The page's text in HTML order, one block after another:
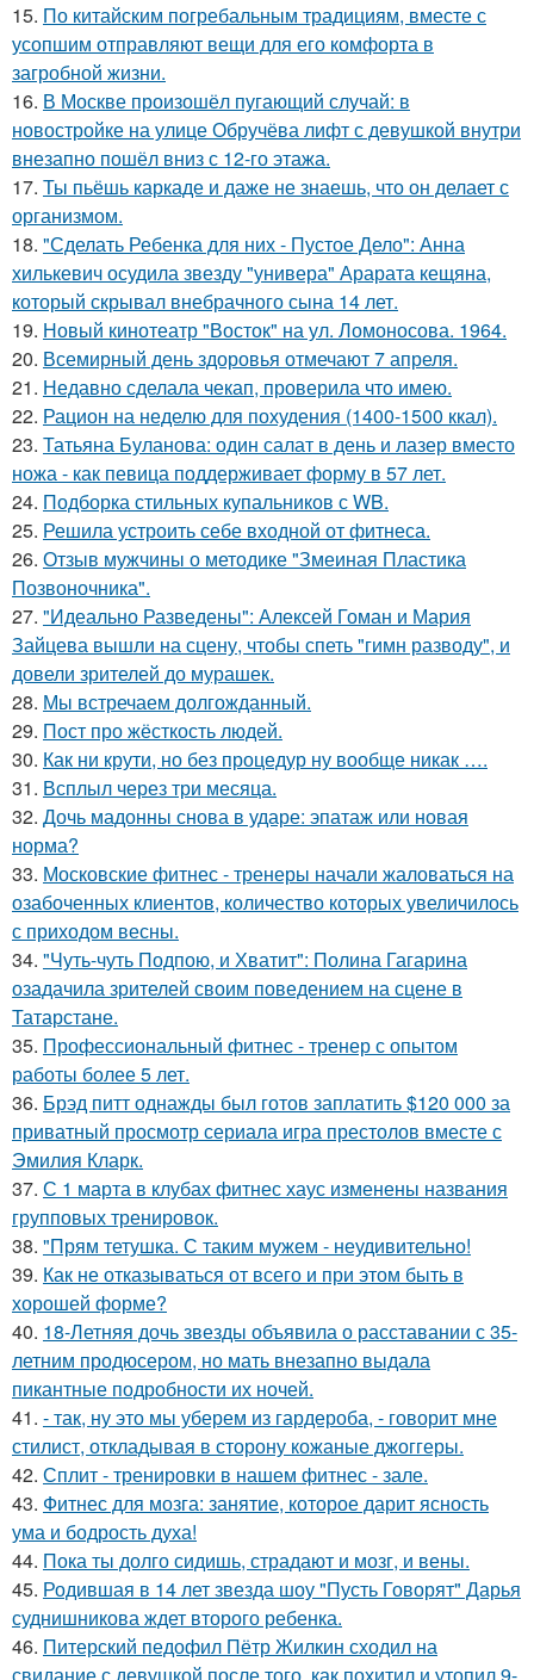
15. По китайским погребальным традициям, вместе с
усопшим отправляют вещи для его комфорта в
загробной жизни.
16. В Москве произошёл пугающий случай: в
новостройке на улице Обручёва лифт с девушкой внутри
внезапно пошёл вниз с 12-го этажа.
17. Ты пьёшь каркаде и даже не знаешь, что он делает с
организмом.
18. "Сделать Ребенка для них - Пустое Дело": Анна
хилькевич осудила звезду "универа" Арарата кещяна,
который скрывал внебрачного сына 14 лет.
19. Новый кинотеатр "Восток" на ул. Ломоносова. 1964.
20. Всемирный день здоровья отмечают 7 апреля.
21. Недавно сделала чекап, проверила что имею.
22. Рацион на неделю для похудения (1400-1500 ккал).
23. Татьяна Буланова: один салат в день и лазер вместо
ножа - как певица поддерживает форму в 57 лет.
24. Подборка стильных купальников с WB.
25. Решила устроить себе входной от фитнеса.
26. Отзыв мужчины о методике "Змеиная Пластика
Позвоночника".
27. "Идеально Разведены": Алексей Гоман и Мария
Зайцева вышли на сцену, чтобы спеть "гимн разводу", и
довели зрителей до мурашек.
28. Мы встречаем долгожданный.
29. Пост про жёсткость людей.
30. Как ни крути, но без процедур ну вообще никак ….
31. Всплыл через три месяца.
32. Дочь мадонны снова в ударе: эпатаж или новая
норма?
33. Московские фитнес - тренеры начали жаловаться на
озабоченных клиентов, количество которых увеличилось
с приходом весны.
34. "Чуть-чуть Подпою, и Хватит": Полина Гагарина
озадачила зрителей своим поведением на сцене в
Татарстане.
35. Профессиональный фитнес - тренер с опытом
работы более 5 лет.
36. Брэд питт однажды был готов заплатить $120 000 за
приватный просмотр сериала игра престолов вместе с
Эмилия Кларк.
37. С 1 марта в клубах фитнес хаус изменены названия
групповых тренировок.
38. "Прям тетушка. С таким мужем - неудивительно!
39. Как не отказываться от всего и при этом быть в
хорошей форме?
40. 18-Летняя дочь звезды объявила о расставании с 35-
летним продюсером, но мать внезапно выдала
пикантные подробности их ночей.
41. - так, ну это мы уберем из гардероба, - говорит мне
стилист, откладывая в сторону кожаные джоггеры.
42. Сплит - тренировки в нашем фитнес - зале.
43. Фитнес для мозга: занятие, которое дарит ясность
ума и бодрость духа!
44. Пока ты долго сидишь, страдают и мозг, и вены.
45. Родившая в 14 лет звезда шоу "Пусть Говорят" Дарья
суднишникова ждет второго ребенка.
46. Питерский педофил Пётр Жилкин сходил на
свидание с девушкой после того, как похитил и утопил 9-